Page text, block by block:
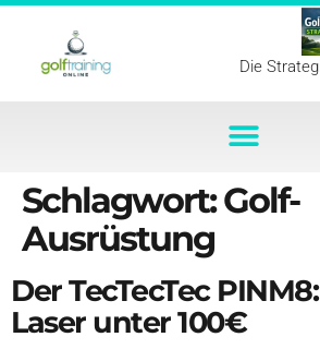
Die
Schlagwort:Golf-
Ausrüstung
Der TecTecTec
Laser unter 100€